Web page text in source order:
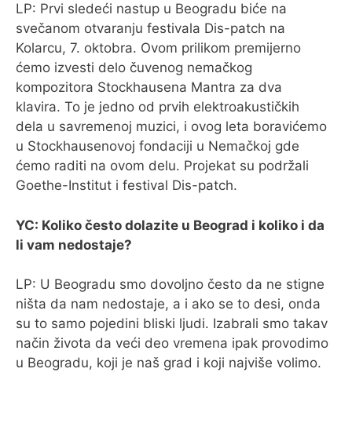
LP: Prvi sledeći nastup u Beogradu biće na
svečanom otvaranju festivala Dis-patch na
Kolarcu, 7. oktobra. Ovom prilikom premijerno
ćemo izvesti delo čuvenog nemačkog
kompozitora Stockhausena Mantra za dva
klavira. To je jedno od prvih elektroakustičkih
dela u savremenoj muzici, i ovog leta boravićemo
u Stockhausenovoj fondaciji u Nemačkoj gde
ćemo raditi na ovom delu. Projekat su podržali
Goethe-Institut i festival Dis-patch.
YC: Koliko često dolazite u Beograd i koliko i da
li vam nedostaje?
LP: U Beogradu smo dovoljno često da ne stigne
ništa da nam nedostaje, a i ako se to desi, onda
su to samo pojedini bliski ljudi. Izabrali smo takav
način života da veći deo vremena ipak provodimo
u Beogradu, koji je naš grad i koji najviše volimo.